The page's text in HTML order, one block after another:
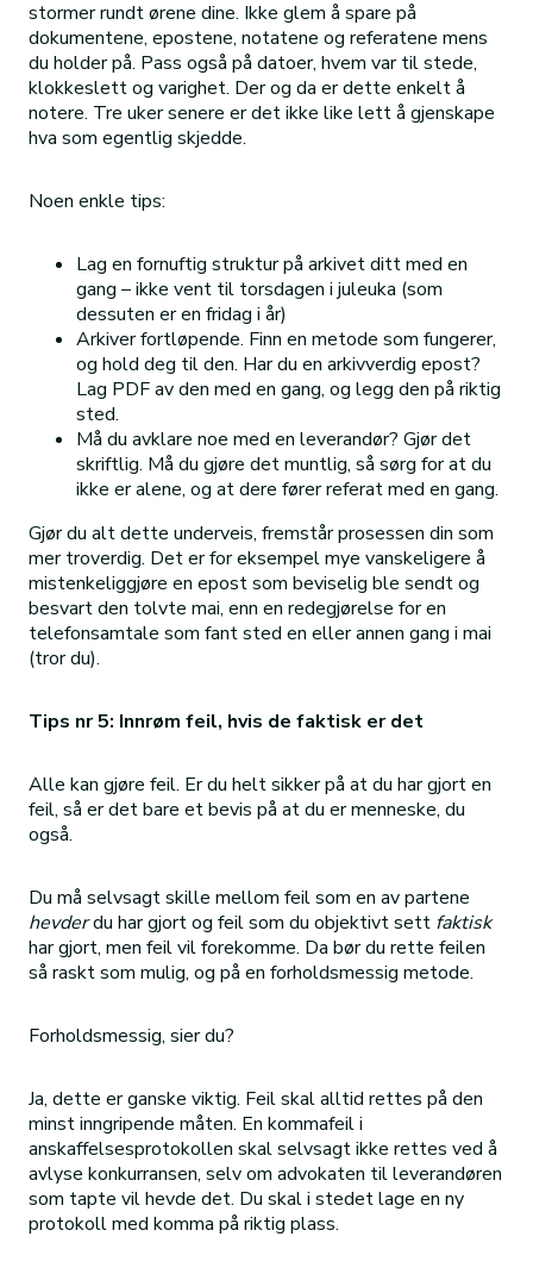
stormer rundt ørene dine. Ikke glem å spare på
dokumentene, epostene, notatene og referatene mens
du holder på. Pass også på datoer, hvem var til stede,
klokkeslett og varighet. Der og da er dette enkelt å
notere. Tre uker senere er det ikke like lett å gjenskape
hva som egentlig skjedde.
Noen enkle tips:
Lag en fornuftig struktur på arkivet ditt med en
gang – ikke vent til torsdagen i juleuka (som
dessuten er en fridag i år)
Arkiver fortløpende. Finn en metode som fungerer,
og hold deg til den. Har du en arkivverdig epost?
Lag PDF av den med en gang, og legg den på riktig
sted.
Må du avklare noe med en leverandør? Gjør det
skriftlig. Må du gjøre det muntlig, så sørg for at du
ikke er alene, og at dere fører referat med en gang.
Gjør du alt dette underveis, fremstår prosessen din som
mer troverdig. Det er for eksempel mye vanskeligere å
mistenkeliggjøre en epost som beviselig ble sendt og
besvart den tolvte mai, enn en redegjørelse for en
telefonsamtale som fant sted en eller annen gang i mai
(tror du).
Tips nr 5: Innrøm feil, hvis de faktisk er det
Alle kan gjøre feil. Er du helt sikker på at du har gjort en
feil, så er det bare et bevis på at du er menneske, du
også.
Du må selvsagt skille mellom feil som en av partene
hevderdu har gjort og feil som du objektivt sett faktisk
har gjort, men feil vil forekomme. Da bør du rette feilen
så raskt som mulig, og på en forholdsmessig metode.
Forholdsmessig, sier du?
Ja, dette er ganske viktig. Feil skal alltid rettes på den
minst inngripende måten. En kommafeil i
anskaffelsesprotokollen skal selvsagt ikke rettes ved å
avlyse konkurransen, selv om advokaten til leverandøren
som tapte vil hevde det. Du skal i stedet lage en ny
protokoll med komma på riktig plass.